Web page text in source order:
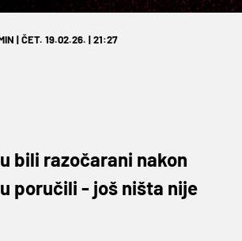
| ČET. 19.02.26. | 21:27
bili razočarani nakon
poručili - još ništa nije